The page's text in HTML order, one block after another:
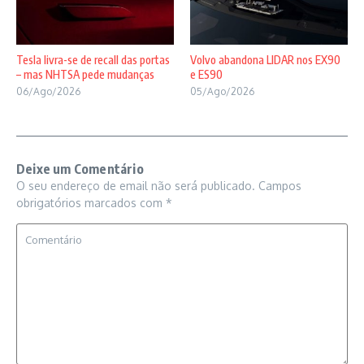
Tesla livra-se de recall das portas
– mas NHTSA pede mudanças
06/Ago/2026
Volvo abandona LIDAR nos EX90
e ES90
05/Ago/2026
Deixe um Comentário
O seu endereço de email não será publicado. Campos
obrigatórios marcados com *